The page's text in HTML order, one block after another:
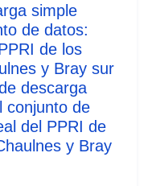
simple
de datos:
de los
y Bray sur
descarga
conjunto de
del PPRI de
y Bray